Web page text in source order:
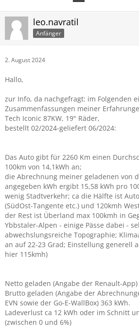
leo.navratil
Anfänger
2. August 2024
Hallo,
zur Info, da nachgefragt: im Folgenden
Zusammenfassungen meiner
Tech Iconic 87KW, 19" Räder,
bestellt 02/2024-geliefert 06/2024:
Das Auto gibt für 2260 Km einen
100km von 14,1kWh an;
die Abrechnung meiner geladenen von
angegeben kWh ergibt 15,58 kWh pro
wenig Stadtverkehr; ca die Hälfte ist
(SüdOst-Tangente etc.) und 120kmh
der Rest ist Überland max 100kmh in
Ybbstaler-Alpen - einige Pässe dabei -
abwechslungsreiche Topographie;
an auf 22-23 Grad; Einstellung generell
hier 115kmh)
Netto geladen (Angabe der Renault-App)
Brutto geladen (Angabe der
EVN sowie der Go-E-WallBox) 363 kWh.
Ladeverlust ca 12 kWh oder im Schnitt
(zwischen 0 und 6%)